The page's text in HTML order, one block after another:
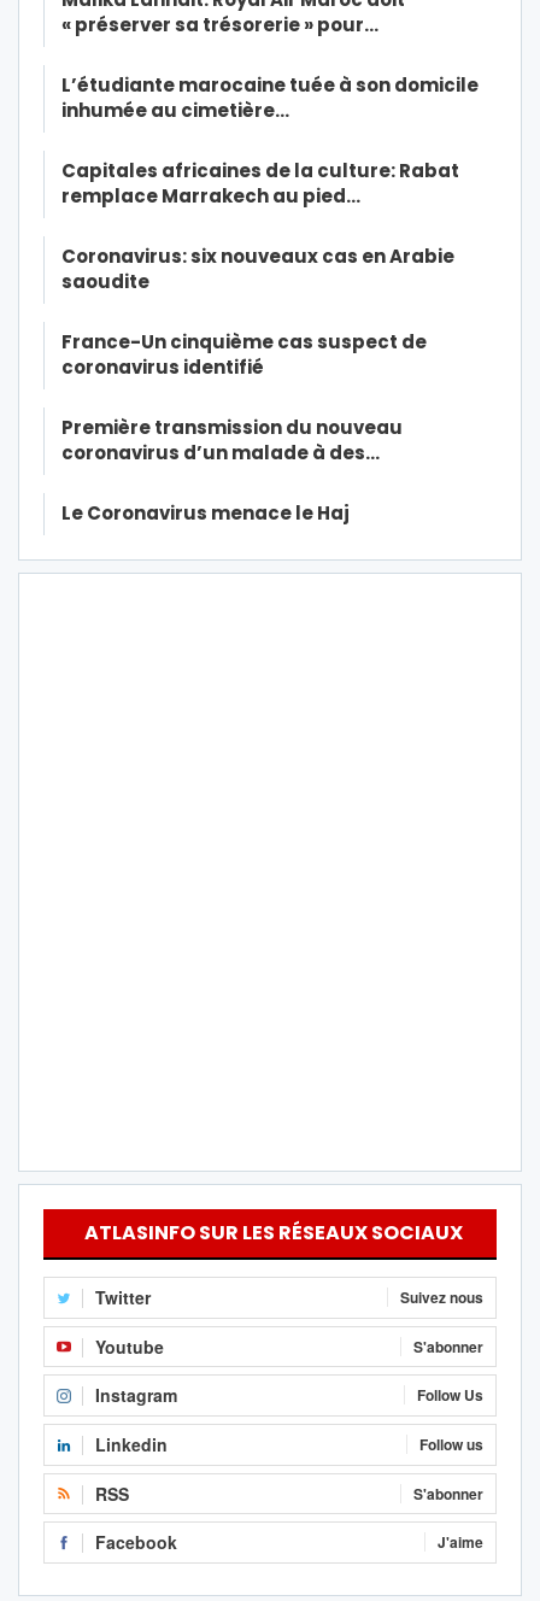
« préserver sa trésorerie » pour…
L’étudiante marocaine tuée à son domicile
inhumée au cimetière…
Capitales africaines de la culture: Rabat
remplace Marrakech au pied…
Coronavirus: six nouveaux cas en Arabie
saoudite
France-Un cinquième cas suspect de
coronavirus identifié
Première transmission du nouveau
coronavirus d’un malade à des…
Le Coronavirus menace le Haj
ATLASINFO SUR LES RÉSEAUX SOCIAUX
Twitter Suivez nous
Youtube S'abonner
Instagram Follow Us
Linkedin Follow us
RSS S'abonner
Facebook J'aime